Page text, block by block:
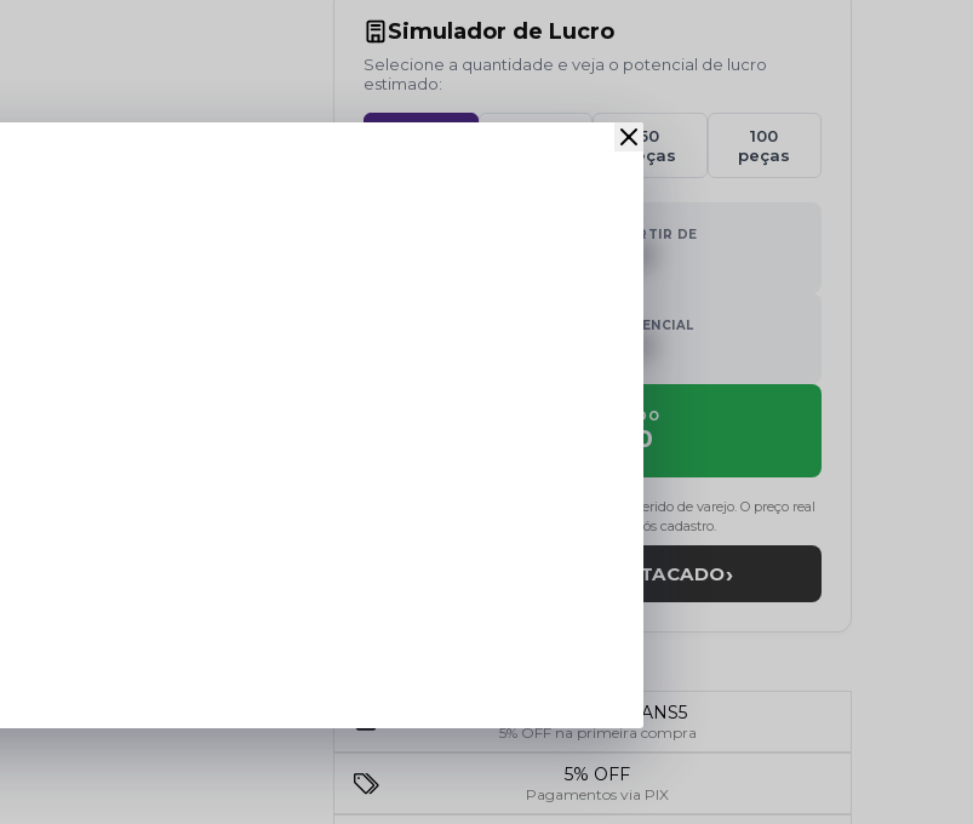
Simulador de Lucro
Selecione a quantidade e veja o potencial de lucro
estimado:
50
peças
100
peças
INVESTIMENTO A PARTIR DE
FATURAMENTO POTENCIAL
LUCRO ESTIMADO
R$ 711,00
* Valores estimados com base no preço sugerido de varejo. O preço real
de atacado será revelado após cadastro.
REVELAR PREÇO ATACADO›
CUPOM SOLJEANS5
5% OFF na primeira compra
5% OFF
Pagamentos via PIX